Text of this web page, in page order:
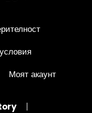
Моят акаунт